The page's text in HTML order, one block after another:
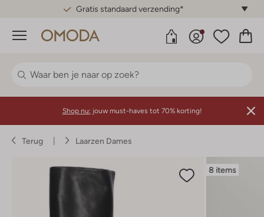
Gratis standaard verzending*
Menu
Shop nu: jouw must-haves tot 70% korting!
Terug Laarzen Dames
8 items